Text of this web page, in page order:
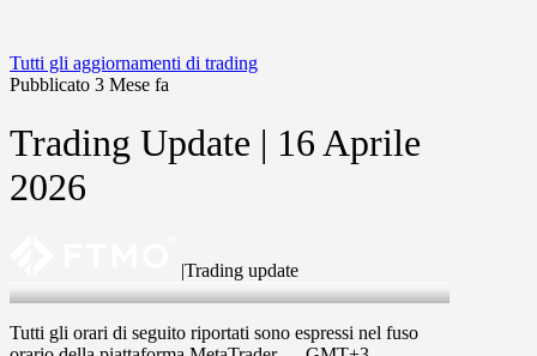
Tutti gli aggiornamenti di trading
Pubblicato 3 Mese fa
Trading Update | 16 Aprile
2026
|Trading update
16 Apr 2026
Tutti gli orari di seguito riportati sono espressi nel fuso